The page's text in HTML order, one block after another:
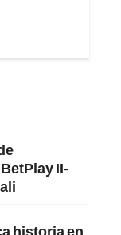
II-
historia en